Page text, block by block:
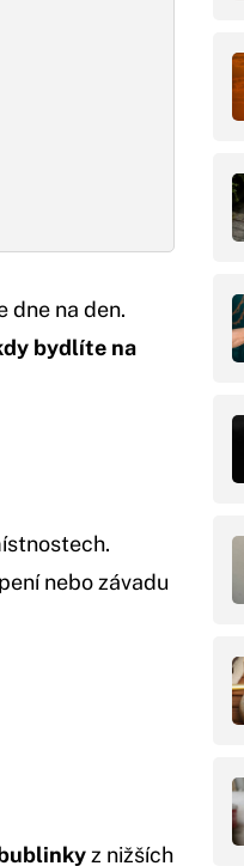
dne na den.
bydlíte na
nebo závadu
z nižších